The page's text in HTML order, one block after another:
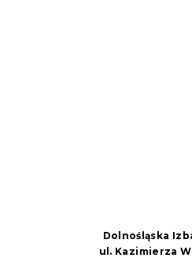
Dolnośląska
ul. Kazimierza